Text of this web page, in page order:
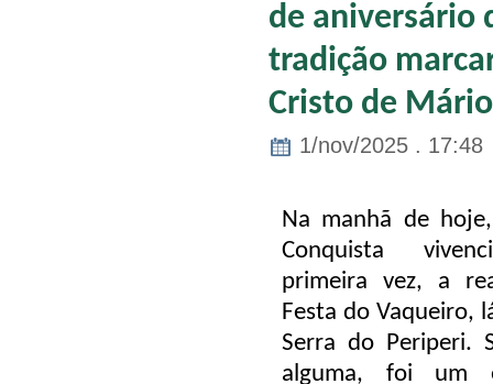
de aniversário
tradição
Cristo de
1/nov/2025 . 17:48
Na manhã de
Conquista
primeira vez, a
Festa do Vaqueiro,
Serra do Periperi.
alguma, foi um